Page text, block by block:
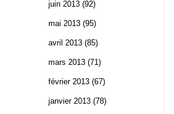
juin 2013 (92)
mai 2013 (95)
avril 2013 (85)
mars 2013 (71)
février 2013 (67)
janvier 2013 (78)